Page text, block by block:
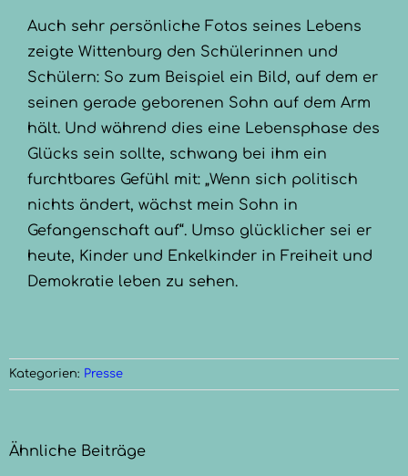
Auch sehr persönliche Fotos seines Lebens
zeigte Wittenburg den Schülerinnen und
Schülern: So zum Beispiel ein Bild, auf dem er
seinen gerade geborenen Sohn auf dem Arm
hält. Und während dies eine Lebensphase des
Glücks sein sollte, schwang bei ihm ein
furchtbares Gefühl mit: „Wenn sich politisch
nichts ändert, wächst mein Sohn in
Gefangenschaft auf“. Umso glücklicher sei er
heute, Kinder und Enkelkinder in Freiheit und
Demokratie leben zu sehen.
Kategorien: Presse
Ähnliche Beiträge